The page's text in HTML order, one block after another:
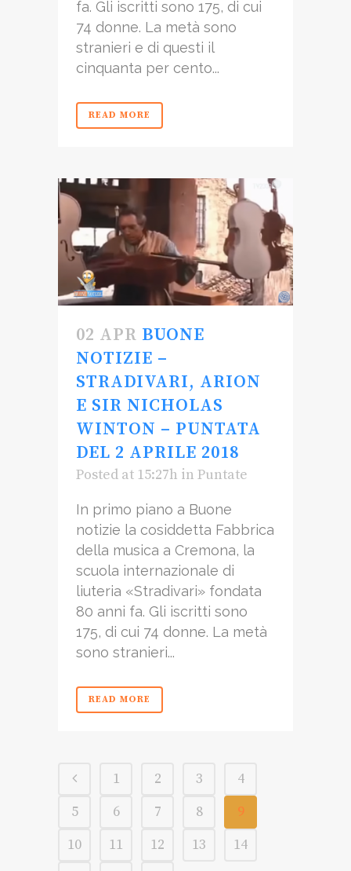
fa. Gli iscritti sono 175, di cui
74 donne. La metà sono
stranieri e di questi il
cinquanta per cento...
READ MORE
02 APR BUONE
NOTIZIE –
STRADIVARI, ARION
E SIR NICHOLAS
WINTON – PUNTATA
DEL 2 APRILE 2018
Posted at 15:27h in Puntate
In primo piano a Buone
notizie la cosiddetta Fabbrica
della musica a Cremona, la
scuola internazionale di
liuteria «Stradivari» fondata
80 anni fa. Gli iscritti sono
175, di cui 74 donne. La metà
sono stranieri...
READ MORE
1 2 3
4
5
6 7 8
9
10
11 12 13
14